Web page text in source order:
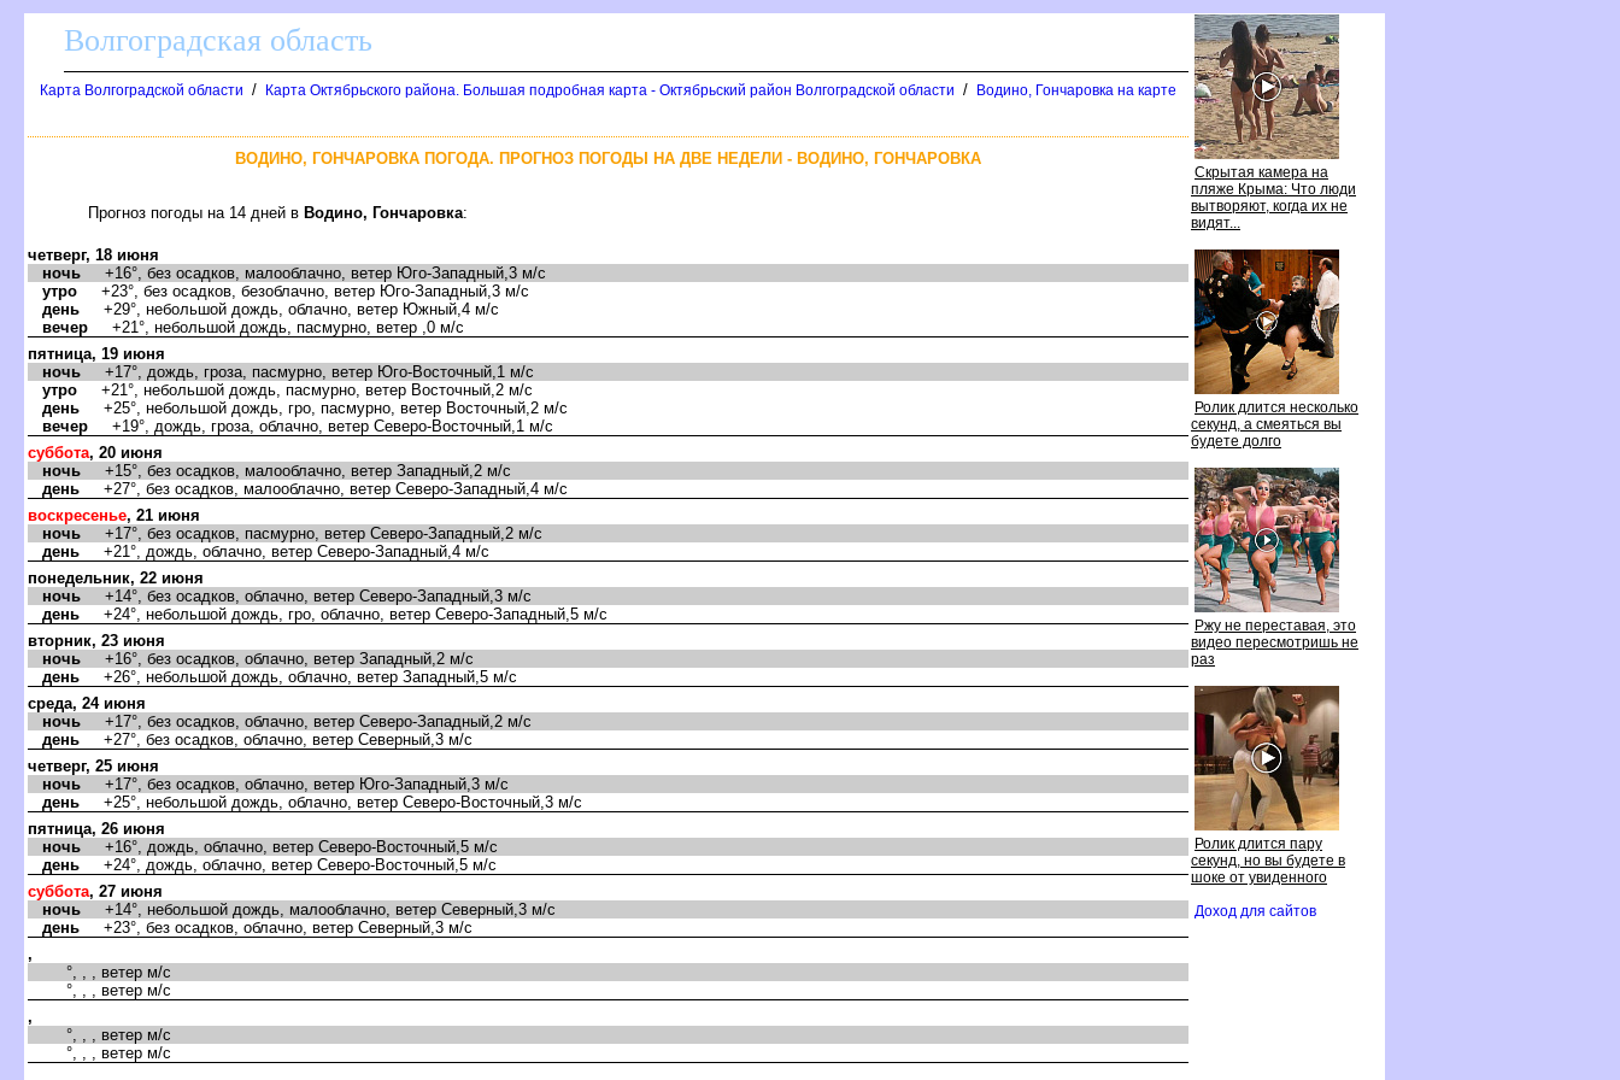
Скрытая камера на
пляже Крыма: Что люди
ытворяют, когда их не
идят...
Ролик длится несколько
секунд, а смеяться вы
удете долго
Ржу не переставая, это
идео пересмотришь не
раз
Ролик длится пару
секунд, но вы будете
шоке от увиденного
Доход для сайто
олгоградская область
Карта Волгоградской области / Карта Октябрьского района. Большая подробная карта - Октябрьский район Волгоградской области / одино, Гончаровка на карте
ОДИНО, ГОНЧАРОВКА ПОГОДА. ПРОГНОЗ ПОГОДЫ НА ДВЕ НЕДЕЛИ - ВОДИНО, ГОНЧАРОВКА
Прогноз погоды на 14 дней одино, Гончаровка:
четверг, 18 июня
ночь +16°, без осадков, малооблачно, ветер Юго-Западный,3 м/с
утро +23°, без осадков, безоблачно, ветер Юго-Западный,3 м/с
день +29°, небольшой дождь, облачно, ветер Южный,4 м/с
ечер +21°, небольшой дождь, пасмурно, ветер ,0 м/с
пятница, 19 июня
ночь +17°, дождь, гроза, пасмурно, ветер Юго-Восточный,1 м/с
утро +21°, небольшой дождь, пасмурно, ветер Восточный,2 м/с
день +25°, небольшой дождь, гро, пасмурно, ветер Восточный,2 м/с
ечер +19°, дождь, гроза, облачно, ветер Северо-Восточный,1 м/с
суббота, 20 июня
ночь +15°, без осадков, малооблачно, ветер Западный,2 м/с
день +27°, без осадков, малооблачно, ветер Северо-Западный,4 м/с
оскресенье, 21 июня
ночь +17°, без осадков, пасмурно, ветер Северо-Западный,2 м/с
день +21°, дождь, облачно, ветер Северо-Западный,4 м/с
понедельник, 22 июня
ночь +14°, без осадков, облачно, ветер Северо-Западный,3 м/с
день +24°, небольшой дождь, гро, облачно, ветер Северо-Западный,5 м/с
торник, 23 июня
ночь +16°, без осадков, облачно, ветер Западный,2 м/с
день +26°, небольшой дождь, облачно, ветер Западный,5 м/с
среда, 24 июня
ночь +17°, без осадков, облачно, ветер Северо-Западный,2 м/с
день +27°, без осадков, облачно, ветер Северный,3 м/с
четверг, 25 июня
ночь +17°, без осадков, облачно, ветер Юго-Западный,3 м/с
день +25°, небольшой дождь, облачно, ветер Северо-Восточный,3 м/с
пятница, 26 июня
ночь +16°, дождь, облачно, ветер Северо-Восточный,5 м/с
день +24°, дождь, облачно, ветер Северо-Восточный,5 м/с
суббота, 27 июня
ночь +14°, небольшой дождь, малооблачно, ветер Северный,3 м/с
день +23°, без осадков, облачно, ветер Северный,3 м/с
,
°, , , ветер м/с
°, , , ветер м/с
,
°, , , ветер м/с
°, , , ветер м/с